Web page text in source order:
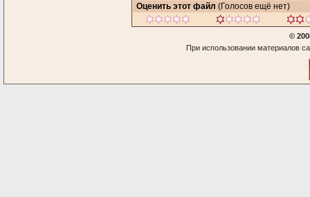
Оценить этот файл (Голосов ещё нет)
©
При использовании материалов